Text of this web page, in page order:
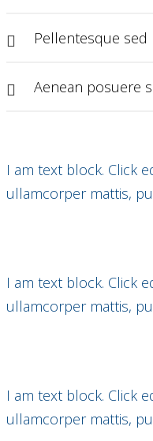
Pellentesque
Aenean posuere
I am text block. Click
ullamcorper mattis,
I am text block. Click
ullamcorper mattis,
I am text block. Click
ullamcorper mattis,